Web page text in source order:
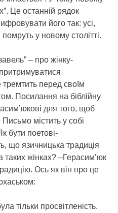
Це останній рядок
його так: усі,
у новому столітті.
– про жінку-
тремтить перед своїм
Посилання на біблійну
для того, щоб
містить у собі
бути поетові-
що язичницька традиція
таких жінках? –Герасим’юк
Ось як він про це
тільки просвітленість.